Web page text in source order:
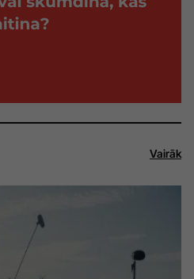
Vairāk